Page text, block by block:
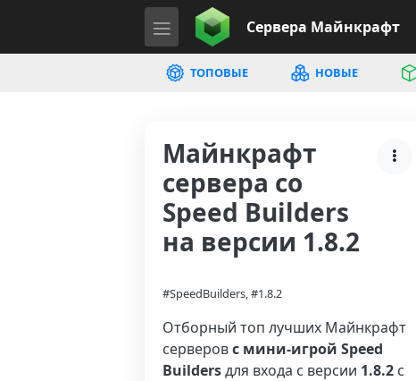
Сервера Майнкрафт
ТОПОВЫЕ НОВЫЕ
Майнкрафт
сервера со
Speed Builders
на версии 1.8.2
#SpeedBuilders, #1.8.2
Отборный топ лучших Майнкрафт
серверовс мини-игрой Speed
Buildersдля входа с версии 1.8.2 с